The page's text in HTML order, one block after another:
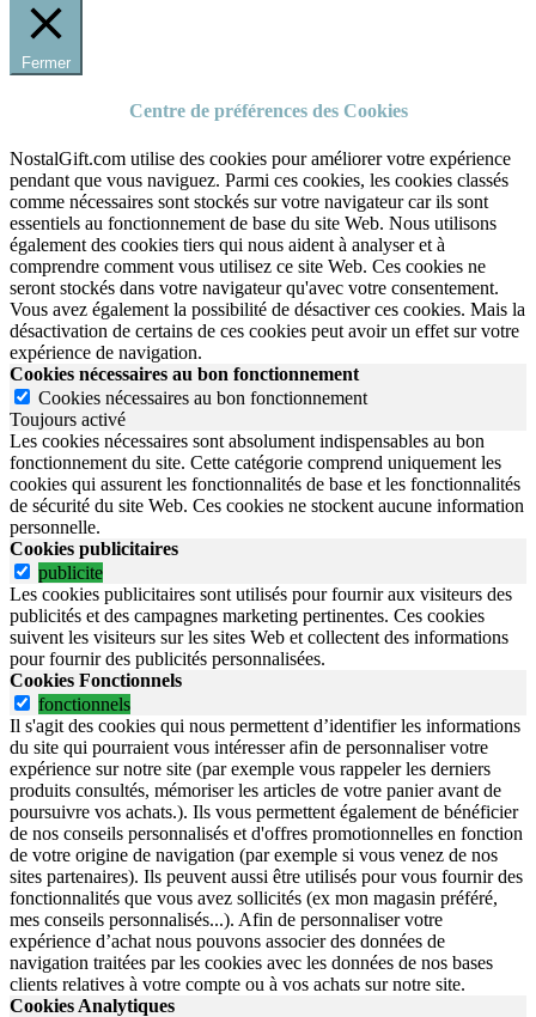
Fermer
Centre de préférences des Cookies
NostalGift.com utilise des cookies pour améliorer votre expérience
pendant que vous naviguez. Parmi ces cookies, les cookies classés
comme nécessaires sont stockés sur votre navigateur car ils sont
essentiels au fonctionnement de base du site Web. Nous utilisons
également des cookies tiers qui nous aident à analyser et à
comprendre comment vous utilisez ce site Web. Ces cookies ne
seront stockés dans votre navigateur qu'avec votre consentement.
Vous avez également la possibilité de désactiver ces cookies. Mais la
désactivation de certains de ces cookies peut avoir un effet sur votre
expérience de navigation.
Cookies nécessaires au bon fonctionnement
Cookies nécessaires au bon fonctionnement
Toujours activé
Les cookies nécessaires sont absolument indispensables au bon
fonctionnement du site. Cette catégorie comprend uniquement les
cookies qui assurent les fonctionnalités de base et les fonctionnalités
de sécurité du site Web. Ces cookies ne stockent aucune information
personnelle.
Cookies publicitaires
publicite
Les cookies publicitaires sont utilisés pour fournir aux visiteurs des
publicités et des campagnes marketing pertinentes. Ces cookies
suivent les visiteurs sur les sites Web et collectent des informations
pour fournir des publicités personnalisées.
Cookies Fonctionnels
fonctionnels
Il s'agit des cookies qui nous permettent d’identifier les informations
du site qui pourraient vous intéresser afin de personnaliser votre
expérience sur notre site (par exemple vous rappeler les derniers
produits consultés, mémoriser les articles de votre panier avant de
poursuivre vos achats.). Ils vous permettent également de bénéficier
de nos conseils personnalisés et d'offres promotionnelles en fonction
de votre origine de navigation (par exemple si vous venez de nos
sites partenaires). Ils peuvent aussi être utilisés pour vous fournir des
fonctionnalités que vous avez sollicités (ex mon magasin préféré,
mes conseils personnalisés...). Afin de personnaliser votre
expérience d’achat nous pouvons associer des données de
navigation traitées par les cookies avec les données de nos bases
clients relatives à votre compte ou à vos achats sur notre site.
Cookies Analytiques